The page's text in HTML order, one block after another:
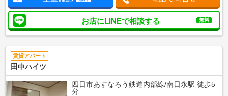
お店にLINEで相談する 無料
賃貸アパート
田中ハイツ
四日市あすなろう鉄道内部線/南日永駅 徒歩5
分